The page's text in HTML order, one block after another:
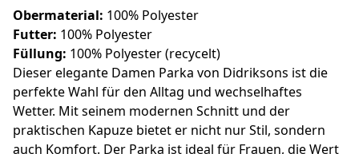
Obermaterial: 100% Polyester
Futter: 100% Polyester
Füllung: 100% Polyester (recycelt)
Dieser elegante Damen Parka von Didriksons ist die
perfekte Wahl für den Alltag und wechselhaftes
Wetter. Mit seinem modernen Schnitt und der
praktischen Kapuze bietet er nicht nur Stil, sondern
auch Komfort. Der Parka ist ideal für Frauen, die Wert